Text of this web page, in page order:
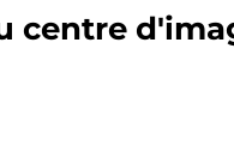
centre